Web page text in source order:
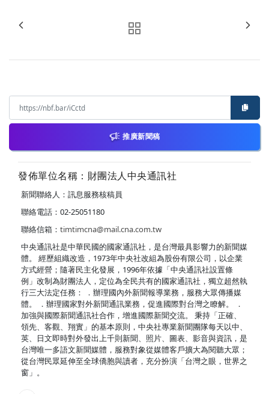
推廣新聞稿
發佈單位名稱：財團法人中央通訊社
新聞聯絡人：訊息服務核稿員
聯絡電話：02-25051180
聯絡信箱： timtimcna@mail.cna.com.tw
中央通訊社是中華民國的國家通訊社，是台灣最具影響力的新聞媒
體。 經歷組織改造，1973年中央社改組為股份有限公司，以企業
方式經營；隨著民主化發展，1996年依據「中央通訊社設置條
例」改制為財團法人，定位為全民共有的國家通訊社，獨立超然執
行三大法定任務： ．辦理國內外新聞報導業務，服務大眾傳播媒
體。 ．辦理國家對外新聞通訊業務，促進國際對台灣之瞭解。 ．
加強與國際新聞通訊社合作，增進國際新聞交流。 秉持「正確、
領先、客觀、翔實」的基本原則，中央社專業新聞團隊每天以中、
英、日文即時對外發出上千則新聞、照片、圖表、影音與資訊，是
台灣唯一多語文新聞媒體，服務對象從媒體客戶擴大為閱聽大眾；
從台灣民眾延伸至全球僑胞與讀者，充分扮演「台灣之眼，世界之
窗」。